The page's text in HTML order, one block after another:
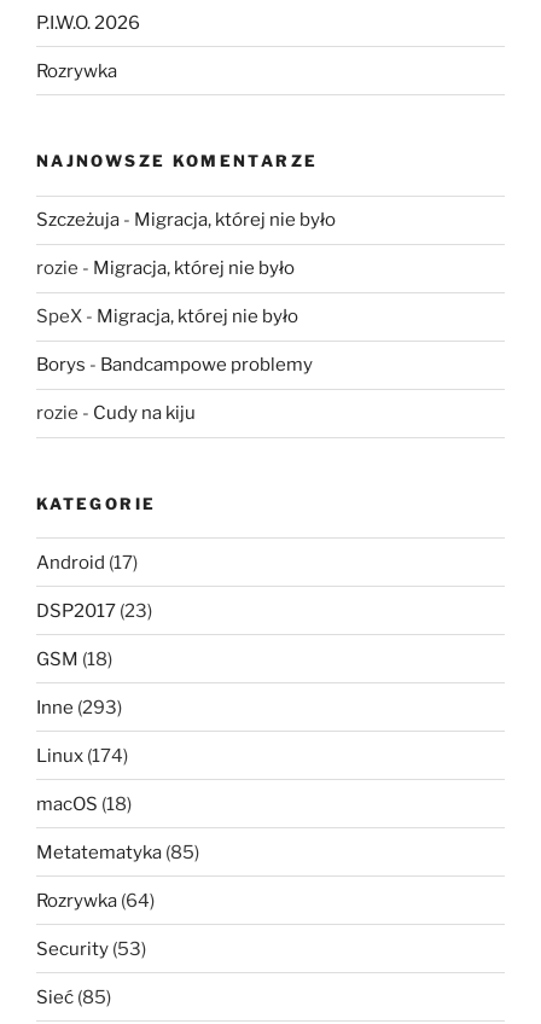
P.I.W.O. 2026
Rozrywka
NAJNOWSZE KOMENTARZE
Szczeżuja - Migracja, której nie było
rozie - Migracja, której nie było
SpeX - Migracja, której nie było
Borys - Bandcampowe problemy
rozie - Cudy na kiju
KATEGORIE
Android (17)
DSP2017 (23)
GSM (18)
Inne (293)
Linux (174)
macOS (18)
Metatematyka (85)
Rozrywka (64)
Security (53)
Sieć (85)